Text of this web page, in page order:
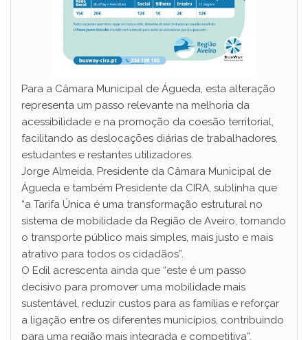
Para a Câmara Municipal de Águeda, esta alteração
representa um passo relevante na melhoria da
acessibilidade e na promoção da coesão territorial,
facilitando as deslocações diárias de trabalhadores,
estudantes e restantes utilizadores.
Jorge Almeida, Presidente da Câmara Municipal de
Águeda e também Presidente da CIRA, sublinha que
“a Tarifa Única é uma transformação estrutural no
sistema de mobilidade da Região de Aveiro, tornando
o transporte público mais simples, mais justo e mais
atrativo para todos os cidadãos”.
O Edil acrescenta ainda que “este é um passo
decisivo para promover uma mobilidade mais
sustentável, reduzir custos para as famílias e reforçar
a ligação entre os diferentes municípios, contribuindo
para uma região mais integrada e competitiva”.